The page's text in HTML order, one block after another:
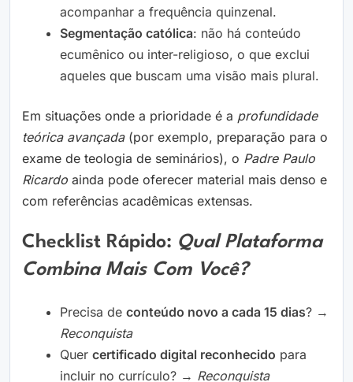
acompanhar a frequência quinzenal.
Segmentação católica: não há conteúdo
ecumênico ou inter-religioso, o que exclui
aqueles que buscam uma visão mais plural.
Em situações onde a prioridade é a profundidade
teórica avançada(por exemplo, preparação para o
exame de teologia de seminários), o Padre Paulo
Ricardo ainda pode oferecer material mais denso e
com referências acadêmicas extensas.
Checklist Rápido: Qual Plataforma
Combina Mais Com Você?
Precisa de conteúdo novo a cada 15 dias? →
Reconquista
Quer certificado digital reconhecido para
incluir no currículo? → Reconquista